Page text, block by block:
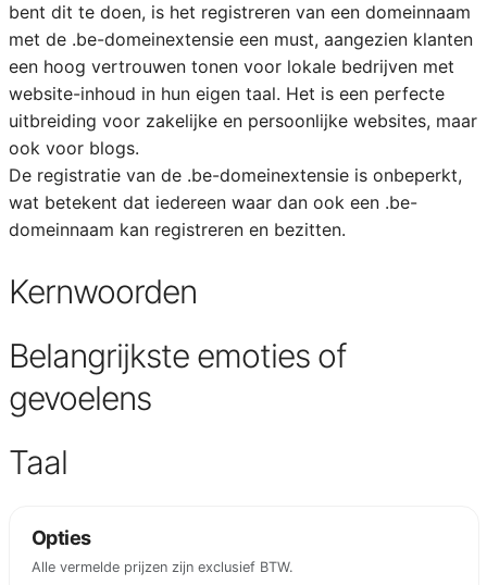
bent dit te doen, is het registreren van een domeinnaam
met de .be-domeinextensie een must, aangezien klanten
een hoog vertrouwen tonen voor lokale bedrijven met
website-inhoud in hun eigen taal. Het is een perfecte
uitbreiding voor zakelijke en persoonlijke websites, maar
ook voor blogs.
De registratie van de .be-domeinextensie is onbeperkt,
wat betekent dat iedereen waar dan ook een .be-
domeinnaam kan registreren en bezitten.
Kernwoorden
Belangrijkste emoties of
gevoelens
Taal
Opties
Alle vermelde prijzen zijn exclusief BTW.